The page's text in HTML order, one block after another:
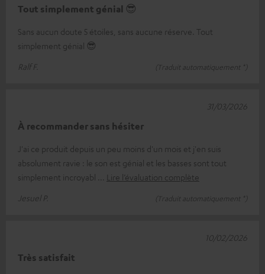
Tout simplement génial 😎
Sans aucun doute 5 étoiles, sans aucune réserve. Tout
simplement génial 😎
Ralf F.
(Traduit automatiquement *)
À recommander sans hésiter
J'ai ce produit depuis un peu moins d'un mois et j'en suis
absolument ravie : le son est génial et les basses sont tout
simplement incroyabl
Lire l’évaluation complète
Jesuel P.
(Traduit automatiquement *)
31/03/2026
Très satisfait
10/02/2026